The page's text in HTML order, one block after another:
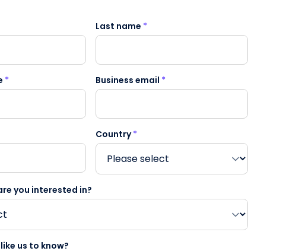
Last name *
* Business email *
Country*
you interested in?
us to know?